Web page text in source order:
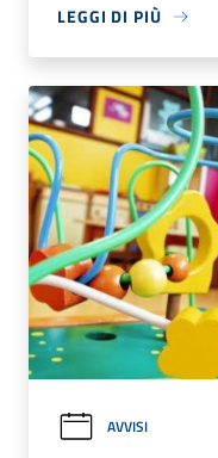
LEGGI DI PIÙ
AVVISI